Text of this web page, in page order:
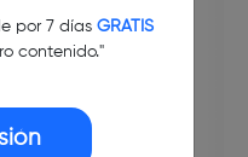
por 7 días GRATIS
contenido."